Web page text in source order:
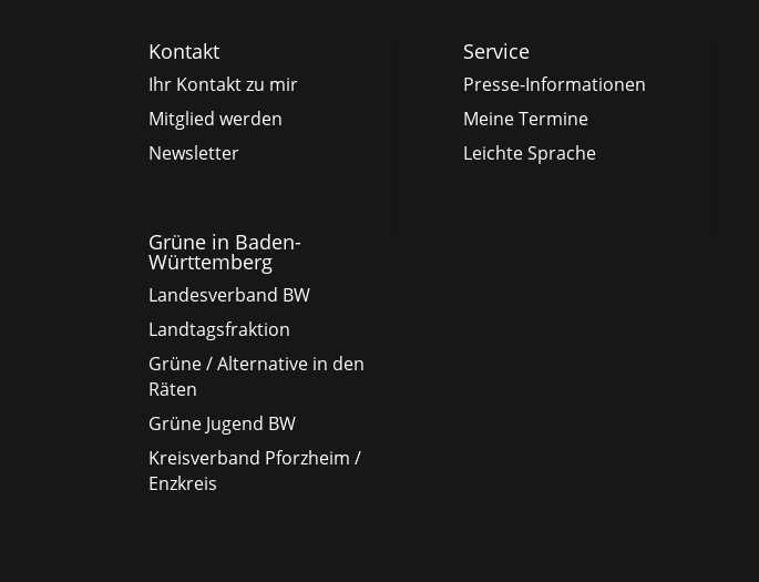
Kontakt
Ihr Kontakt zu mir
Mitglied werden
Newsletter
Service
Presse-Informationen
Meine Termine
Leichte Sprache
Grüne in Baden-
Württemberg
Landesverband BW
Landtagsfraktion
Grüne / Alternative in den
Räten
Grüne Jugend BW
Kreisverband Pforzheim /
Enzkreis